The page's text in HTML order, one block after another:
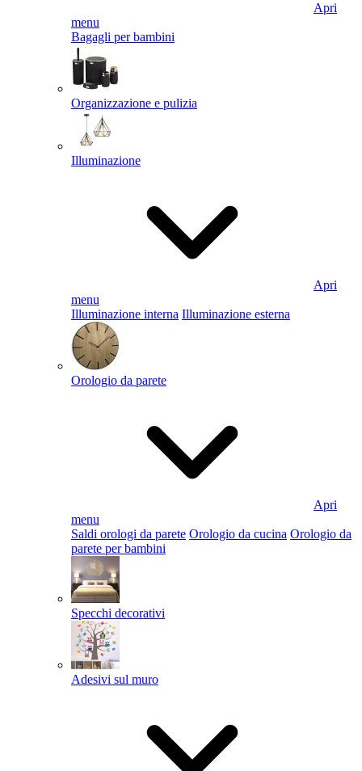
Apri
menu
Bagagli per bambini
Organizzazione e pulizia
Illuminazione
Apri
menu
Illuminazione interna Illuminazione esterna
Orologio da parete
Apri
menu
Saldi orologi da parete Orologio da cucina Orologio da
parete per bambini
Specchi decorativi
Adesivi sul muro